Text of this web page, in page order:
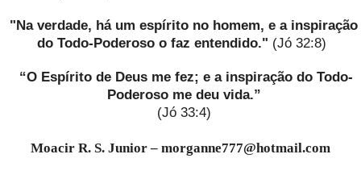
"Na verdade, há um espírito no homem, e a inspiração
do Todo-Poderoso o faz entendido." (Jó 32:8)
“O Espírito de Deus me fez; e a inspiração do Todo-
Poderoso me deu vida.”
(Jó 33:4)
Moacir R. S. Junior – morganne777@hotmail.com